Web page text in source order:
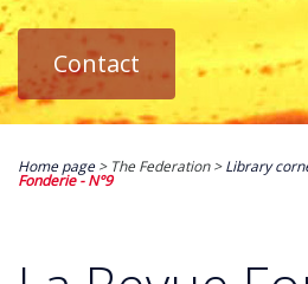
Contact
Home page> The Federation >Library
Fonderie - N°9